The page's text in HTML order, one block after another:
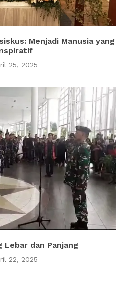
Menjadi Manusia yang
25, 2025
Lebar dan Panjang
22, 2025